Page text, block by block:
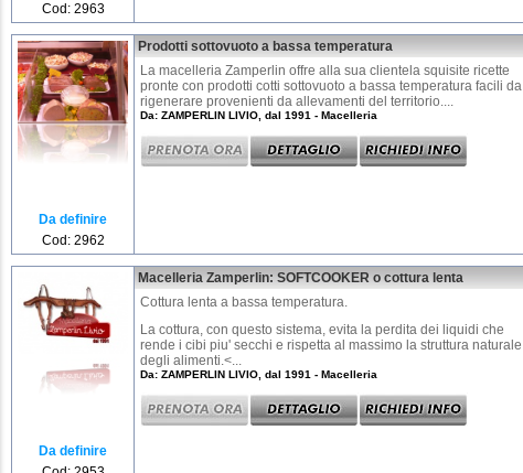
Cod: 2963
Da definire
Cod: 2962
Prodotti sottovuoto a bassa temperatura
La macelleria Zamperlin offre alla sua clientela squisite ricette
pronte con prodotti cotti sottovuoto a bassa temperatura facili da
rigenerare provenienti da allevamenti del territorio....
Da: ZAMPERLIN LIVIO, dal 1991 - Macelleria
Da definire
Macelleria Zamperlin: SOFTCOOKER o cottura lenta
Cottura lenta a bassa temperatura.
La cottura, con questo sistema, evita la perdita dei liquidi che
rende i cibi piu' secchi e rispetta al massimo la struttura naturale
degli alimenti.<...
Da: ZAMPERLIN LIVIO, dal 1991 - Macelleria